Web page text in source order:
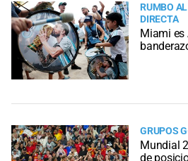
RUMBO
DIRECTA
Miami es
GRUPOS
Mundial
de